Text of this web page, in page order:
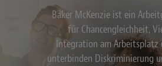
Baker McKenzie ist ein
für Chancengleichheit,
Integration am Arbeitsplatz
unterbinden Diskriminierung